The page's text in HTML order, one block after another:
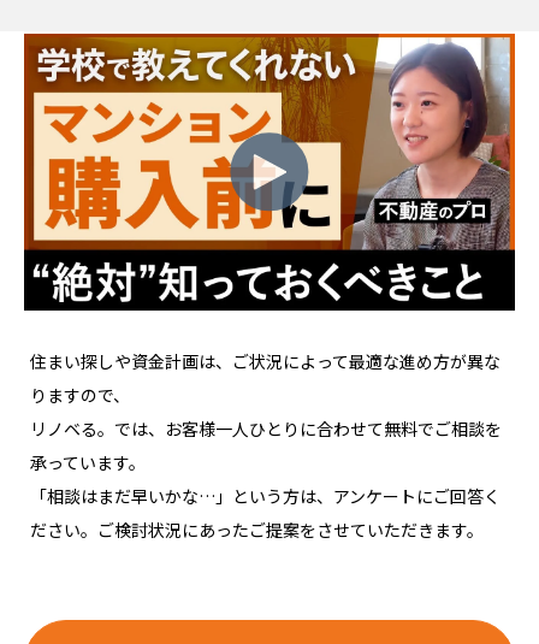
住まい探しや資金計画は、ご状況によって最適な進め方が異な
りますので、
リノベる。では、お客様一人ひとりに合わせて無料でご相談を
承っています。
「相談はまだ早いかな…」という方は、アンケートにご回答く
ださい。ご検討状況にあったご提案をさせていただきます。